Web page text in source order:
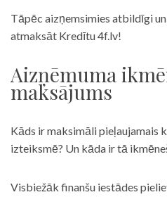
Tāpēc aizņemsimies atbildīgi
atmaksāt Kredītu 4f.lv!
Aizņēmuma
maksājums
Kāds ir maksimāli pieļaujamais
izteiksmē? Un kāda ir tā
Visbiežāk finanšu iestādes